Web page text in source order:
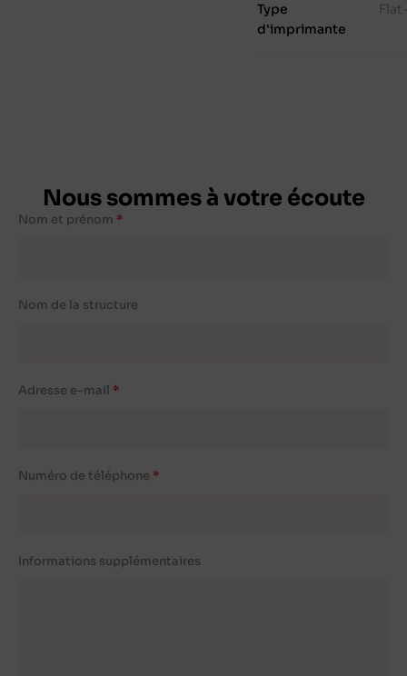
Type
d'imprimante
Nous sommes à votre écoute
Nom et prénom
Nom de la structure
Adresse e-mail
Numéro de téléphone
Informations supplémentaires